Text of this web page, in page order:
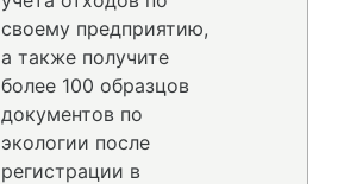
своему предприятию,
а также получите
более 100 образцов
документов по
экологии после
регистрации в